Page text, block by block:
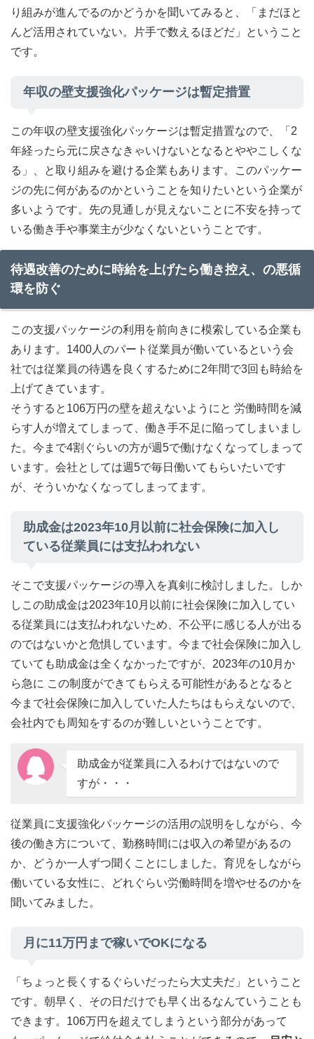
り組みが進んでるのかどうかを聞いてみると、「まだほと
んど活用されていない。片手で数えるほどだ」ということ
です。
年収の壁支援強化パッケージは暫定措置
この年収の壁支援強化パッケージは暫定措置なので、「2
年経ったら元に戻さなきゃいけないとなるとややこしくな
る」、と取り組みを避ける企業もあります。このパッケー
ジの先に何があるのかということを知りたいという企業が
多いようです。先の見通しが見えないことに不安を持って
いる働き手や事業主が少なくないということです。
待遇改善のために時給を上げたら働き控え、の悪循
環を防ぐ
この支援パッケージの利用を前向きに模索している企業も
あります。1400人のパート従業員が働いているという会
社では従業員の待遇を良くするために2年間で3回も時給を
上げてきています。
そうすると106万円の壁を超えないようにと 労働時間を減
らす人が増えてしまって、働き手不足に陥ってしまいまし
た。今まで4割ぐらいの方が週5で働けなくなってしまって
います。会社としては週5で毎日働いてもらいたいです
が、そういかなくなってしまってます。
助成金は2023年10月以前に社会保険に加入し
ている従業員には支払われない
そこで支援パッケージの導入を真剣に検討しました。しか
しこの助成金は2023年10月以前に社会保険に加入してい
る従業員には支払われないため、不公平に感じる人が出る
のではないかと危惧しています。今まで社会保険に加入し
ていても助成金は全くなかったですが、2023年の10月か
ら急に この制度ができてもらえる可能性があるとなると
今まで社会保険に加入していた人たちはもらえないので、
会社内でも周知をするのが難しいということです。
助成金が従業員に入るわけではないので
すが・・・
従業員に支援強化パッケージの活用の説明をしながら、今
後の働き方について、勤務時間には収入の希望があるの
か、どうか一人ずつ聞くことにしました。育児をしながら
働いている女性に、どれぐらい労働時間を増やせるのかを
聞いてみました。
月に11万円まで稼いでOKになる
「ちょっと長くするぐらいだったら大丈夫だ」ということ
です。朝早く、その日だけでも早く出るなんていうことも
できます。106万円を超えてしまうという部分があって